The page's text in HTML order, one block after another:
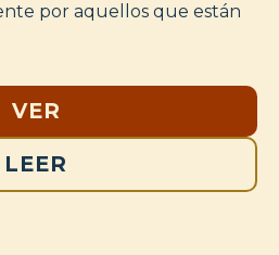
por aquellos que están
VER
LEER